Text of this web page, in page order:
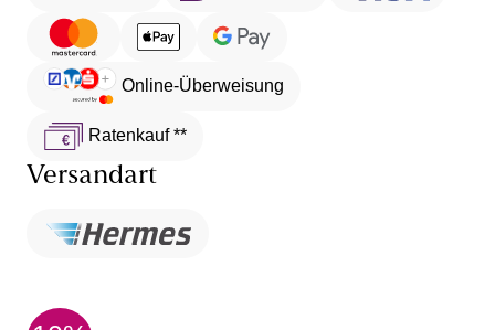
Online-Überweisung
Ratenkauf **
Versandart